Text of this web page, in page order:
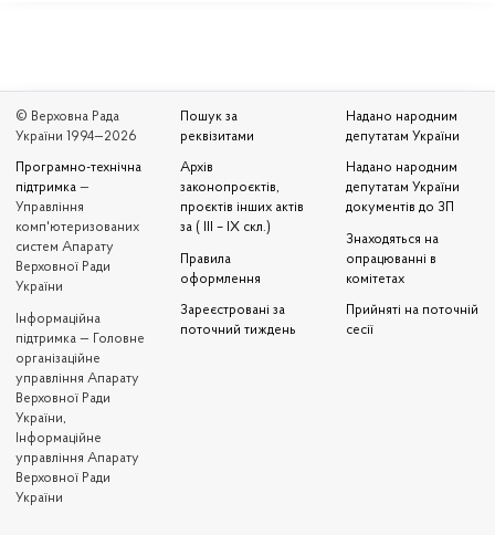
© Верховна Рада
України 1994—2026
Програмно-технічна
підтримка —
Управління
комп'ютеризованих
систем Апарату
Верховної Ради
України
Iнформаційна
підтримка — Головне
організаційне
управління Апарату
Верховної Ради
України,
Інформаційне
управління Апарату
Верховної Ради
України
Пошук за
реквізитами
Архів
законопроєктів,
проєктів інших актів
за ( III – IX скл.)
Правила
оформлення
Зареєстровані за
поточний тиждень
Надано народним
депутатам України
Надано народним
депутатам України
документів до ЗП
Знаходяться на
опрацюванні в
комітетах
Прийняті на поточній
сесії